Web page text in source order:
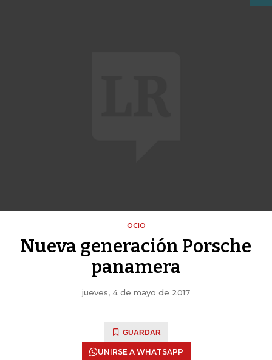
OCIO
Nueva generación Porsche
panamera
jueves, 4 de mayo de 2017
GUARDAR
UNIRSE A WHATSAPP